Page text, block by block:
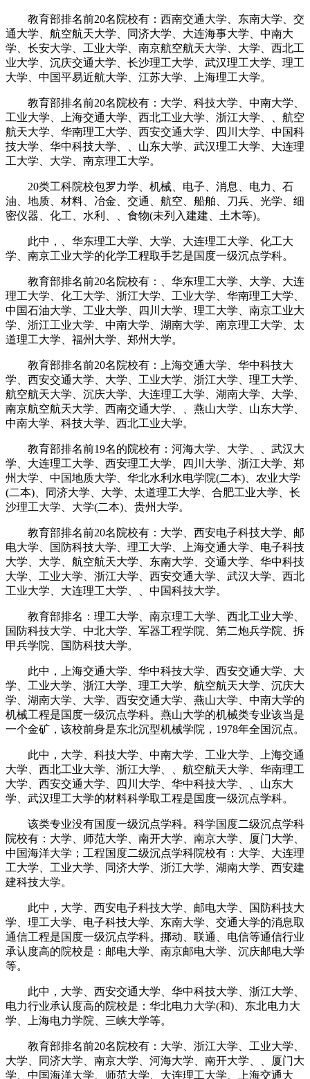
教育部排名前20名院校有：西南交通大学、东南大学、交
通大学、航空航天大学、同济大学、大连海事大学、中南大
学、长安大学、工业大学、南京航空航天大学、大学、西北工
业大学、沉庆交通大学、长沙理工大学、武汉理工大学、理工
大学、中国平易近航大学、江苏大学、上海理工大学。
教育部排名前20名院校有：大学、科技大学、中南大学、
工业大学、上海交通大学、西北工业大学、浙江大学、、航空
航天大学、华南理工大学、西安交通大学、四川大学、中国科
技大学、华中科技大学、、山东大学、武汉理工大学、大连理
工大学、大学、南京理工大学。
20类工科院校包罗力学、机械、电子、消息、电力、石
油、地质、材料、冶金、交通、航空、船舶、刀兵、光学、细
密仪器、化工、水利、、食物(未列入建建、土木等)。
此中，、华东理工大学、大学、大连理工大学、化工大
学、南京工业大学的化学工程取手艺是国度一级沉点学科。
教育部排名前20名院校有：、华东理工大学、大学、大连
理工大学、化工大学、浙江大学、工业大学、华南理工大学、
中国石油大学、工业大学、四川大学、理工大学、南京工业大
学、浙江工业大学、中南大学、湖南大学、南京理工大学、太
道理工大学、福州大学、郑州大学。
教育部排名前20名院校有：上海交通大学、华中科技大
学、西安交通大学、大学、工业大学、浙江大学、理工大学、
航空航天大学、沉庆大学、大连理工大学、湖南大学、大学、
南京航空航天大学、西南交通大学、、燕山大学、山东大学、
中南大学、科技大学、西北工业大学。
教育部排名前19名的院校有：河海大学、大学、、武汉大
学、大连理工大学、西安理工大学、四川大学、浙江大学、郑
州大学、中国地质大学、华北水利水电学院(二本)、农业大学
(二本)、同济大学、大学、太道理工大学、合肥工业大学、长
沙理工大学、大学(二本)、贵州大学。
教育部排名前20名院校有：大学、西安电子科技大学、邮
电大学、国防科技大学、理工大学、上海交通大学、电子科技
大学、大学、航空航天大学、东南大学、交通大学、华中科技
大学、工业大学、浙江大学、西安交通大学、武汉大学、西北
工业大学、大连理工大学、、中国科技大学。
教育部排名：理工大学、南京理工大学、西北工业大学、
国防科技大学、中北大学、军器工程学院、第二炮兵学院、拆
甲兵学院、国防科技大学。
此中，上海交通大学、华中科技大学、西安交通大学、大
学、工业大学、浙江大学、理工大学、航空航天大学、沉庆大
学、湖南大学、大学、西安交通大学、燕山大学、中南大学的
机械工程是国度一级沉点学科。燕山大学的机械类专业该当是
一个金矿，该校前身是东北沉型机械学院，1978年全国沉点。
此中，大学、科技大学、中南大学、工业大学、上海交通
大学、西北工业大学、浙江大学、、航空航天大学、华南理工
大学、西安交通大学、四川大学、华中科技大学、、山东大
学、武汉理工大学的材料科学取工程是国度一级沉点学科。
该类专业没有国度一级沉点学科。科学国度二级沉点学科
院校有：大学、师范大学、南开大学、南京大学、厦门大学、
中国海洋大学；工程国度二级沉点学科院校有：大学、大连理
工大学、工业大学、同济大学、浙江大学、湖南大学、西安建
建科技大学。
此中，大学、西安电子科技大学、邮电大学、国防科技大
学、理工大学、电子科技大学、东南大学、交通大学的消息取
通信工程是国度一级沉点学科。挪动、联通、电信等通信行业
承认度高的院校是：邮电大学、南京邮电大学、沉庆邮电大学
等。
此中，大学、西安交通大学、华中科技大学、浙江大学、
电力行业承认度高的院校是：华北电力大学(和)、东北电力大
学、上海电力学院、三峡大学等。
教育部排名前20名院校有：大学、浙江大学、工业大学、
大学、同济大学、南京大学、河海大学、南开大学、、厦门大
学、中国海洋大学、师范大学、大连理工大学、上海交通大